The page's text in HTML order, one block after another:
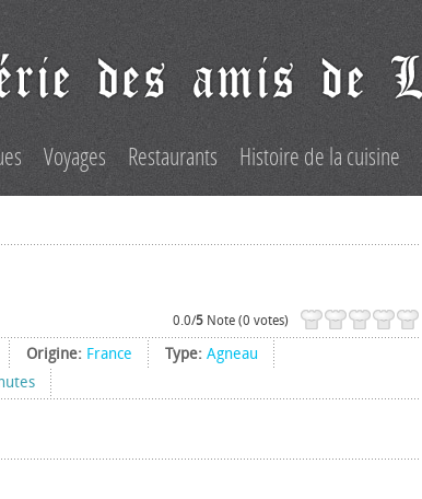
Voyages Restaurants Histoire de la cuisine
0.0/5 Note (0 votes)
Origine: France Type: Agneau